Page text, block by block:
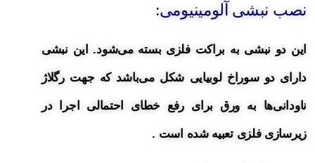
نصب نبشی آلومینیومی:
این دو نبشی به براکت فلزی بسته می‌شود. این نبشی
دارای دو سوراخ لوبیایی شکل می‌باشد که جهت رگلاژ
ناودانی‌ها به ورق برای رفع خطای احتمالی اجرا در
زیرسازی فلزی تعبیه شده است .